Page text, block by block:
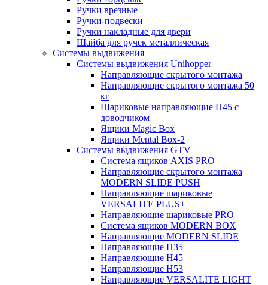
Ручки врезные
Ручки-подвески
Ручки накладные для двери
Шайба для ручек металлическая
Системы выдвижения
Системы выдвижения Unihopper
Направляющие скрытого монтажа
Направляющие скрытого монтажа 50
кг
Шариковые направляющие H45 с
доводчиком
Ящики Magic Box
Ящики Mental Box-2
Системы выдвижения GTV
Система ящиков AXIS PRO
Направляющие скрытого монтажа
MODERN SLIDE PUSH
Направляющие шариковые
VERSALITE PLUS+
Направляющие шариковые PRO
Система ящиков MODERN BOX
Направляющие MODERN SLIDE
Направляющие H35
Направляющие H45
Направляющие H53
Направляющие VERSALITE LIGHT